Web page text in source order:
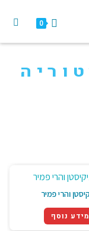
0
והרי פמיר
נוסף